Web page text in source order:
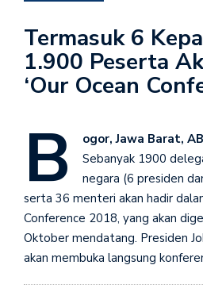
Termasuk 6
1.900 Peserta
‘Our Ocean
B ogor, Jawa Barat,
Sebanyak 1900
negara (6 presiden
serta 36 menteri akan hadir
Conference 2018, yang akan
Oktober mendatang. Presiden
akan membuka langsung